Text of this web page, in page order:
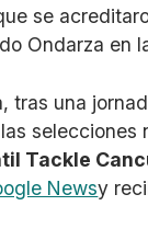
se
Ondarza en
tras una
Tackle
Newsy